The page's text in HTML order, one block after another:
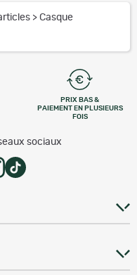
> Casque
PRIX BAS &
PAIEMENT EN PLUSIEURS
FOIS
sociaux